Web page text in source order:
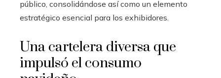
público, consolidándose así como un elemento
estratégico esencial para los exhibidores.
Una cartelera diversa que
impulsó el consumo